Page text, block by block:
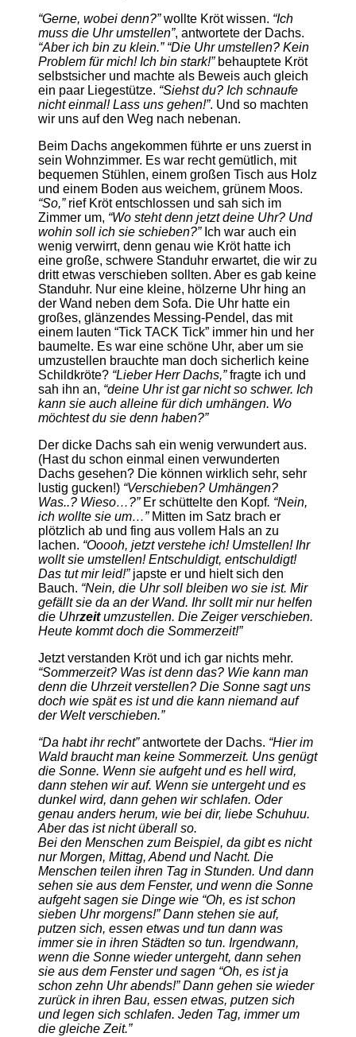
“Gerne, wobei denn?”wollte Kröt wissen. “Ich
muss die Uhr umstellen”, antwortete der Dachs.
“Aber ich bin zu klein.” “Die Uhr umstellen? Kein
Problem für mich! Ich bin stark!”behauptete Kröt
selbstsicher und machte als Beweis auch gleich
ein paar Liegestütze. “Siehst du? Ich schnaufe
nicht einmal! Lass uns gehen!”. Und so machten
wir uns auf den Weg nach nebenan.
Beim Dachs angekommen führte er uns zuerst in
sein Wohnzimmer. Es war recht gemütlich, mit
bequemen Stühlen, einem großen Tisch aus Holz
und einem Boden aus weichem, grünem Moos.
“So,”rief Kröt entschlossen und sah sich im
Zimmer um, “Wo steht denn jetzt deine Uhr? Und
wohin soll ich sie schieben?”Ich war auch ein
wenig verwirrt, denn genau wie Kröt hatte ich
eine große, schwere Standuhr erwartet, die wir zu
dritt etwas verschieben sollten. Aber es gab keine
Standuhr. Nur eine kleine, hölzerne Uhr hing an
der Wand neben dem Sofa. Die Uhr hatte ein
großes, glänzendes Messing-Pendel, das mit
einem lauten “Tick TACK Tick” immer hin und her
baumelte. Es war eine schöne Uhr, aber um sie
umzustellen brauchte man doch sicherlich keine
Schildkröte? “Lieber Herr Dachs,”fragte ich und
sah ihn an, “deine Uhr ist gar nicht so schwer. Ich
kann sie auch alleine für dich umhängen. Wo
möchtest du sie denn haben?”
Der dicke Dachs sah ein wenig verwundert aus.
(Hast du schon einmal einen verwunderten
Dachs gesehen? Die können wirklich sehr, sehr
lustig gucken!) “Verschieben? Umhängen?
Was..? Wieso…?”Er schüttelte den Kopf. “Nein,
ich wollte sie um…”Mitten im Satz brach er
plötzlich ab und fing aus vollem Hals an zu
lachen. “Ooooh, jetzt verstehe ich! Umstellen! Ihr
wollt sie umstellen! Entschuldigt, entschuldigt!
Das tut mir leid!”japste er und hielt sich den
Bauch. “Nein, die Uhr soll bleiben wo sie ist. Mir
gefällt sie da an der Wand. Ihr sollt mir nur helfen
die Uhrzeitumzustellen. Die Zeiger verschieben.
Heute kommt doch die Sommerzeit!”
Jetzt verstanden Kröt und ich gar nichts mehr.
“Sommerzeit? Was ist denn das? Wie kann man
denn die Uhrzeit verstellen? Die Sonne sagt uns
doch wie spät es ist und die kann niemand auf
der Welt verschieben.”
“Da habt ihr recht”antwortete der Dachs. “Hier im
Wald braucht man keine Sommerzeit. Uns genügt
die Sonne. Wenn sie aufgeht und es hell wird,
dann stehen wir auf. Wenn sie untergeht und es
dunkel wird, dann gehen wir schlafen. Oder
genau anders herum, wie bei dir, liebe Schuhuu.
Aber das ist nicht überall so.
Bei den Menschen zum Beispiel, da gibt es nicht
nur Morgen, Mittag, Abend und Nacht. Die
Menschen teilen ihren Tag in Stunden. Und dann
sehen sie aus dem Fenster, und wenn die Sonne
aufgeht sagen sie Dinge wie “Oh, es ist schon
sieben Uhr morgens!” Dann stehen sie auf,
putzen sich, essen etwas und tun dann was
immer sie in ihren Städten so tun. Irgendwann,
wenn die Sonne wieder untergeht, dann sehen
sie aus dem Fenster und sagen “Oh, es ist ja
schon zehn Uhr abends!” Dann gehen sie wieder
zurück in ihren Bau, essen etwas, putzen sich
und legen sich schlafen. Jeden Tag, immer um
die gleiche Zeit.”